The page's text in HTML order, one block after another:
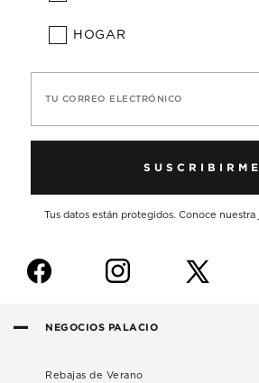
HOGAR
TU CORREO ELECTRÓNICO
SUSCRIBIRME
Tus datos están protegidos. Conoce nuestra
f i
NEGOCIOS PALACIO
Rebajas de Verano